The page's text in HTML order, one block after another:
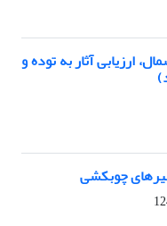
ارزیابی آثار به توده و
چوبکشی